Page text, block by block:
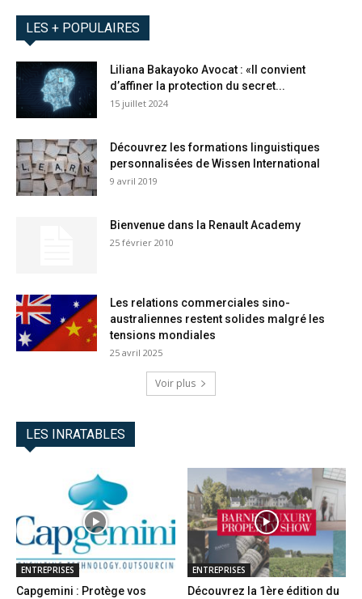
LES + POPULAIRES
Liliana Bakayoko Avocat : «Il convient
d’affiner la protection du secret...
15 juillet 2024
Découvrez les formations linguistiques
personnalisées de Wissen International
9 avril 2019
Bienvenue dans la Renault Academy
25 février 2010
Les relations commerciales sino-
australiennes restent solides malgré les
tensions mondiales
25 avril 2025
Voir plus
LES INRATABLES
ENTREPRISES
Capgemini : Protège vos
ENTREPRISES
Découvrez la 1ère édition du